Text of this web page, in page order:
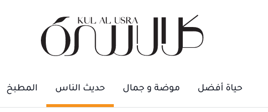
حياة أفضل موضة و جمال حديث الناس المطبخ